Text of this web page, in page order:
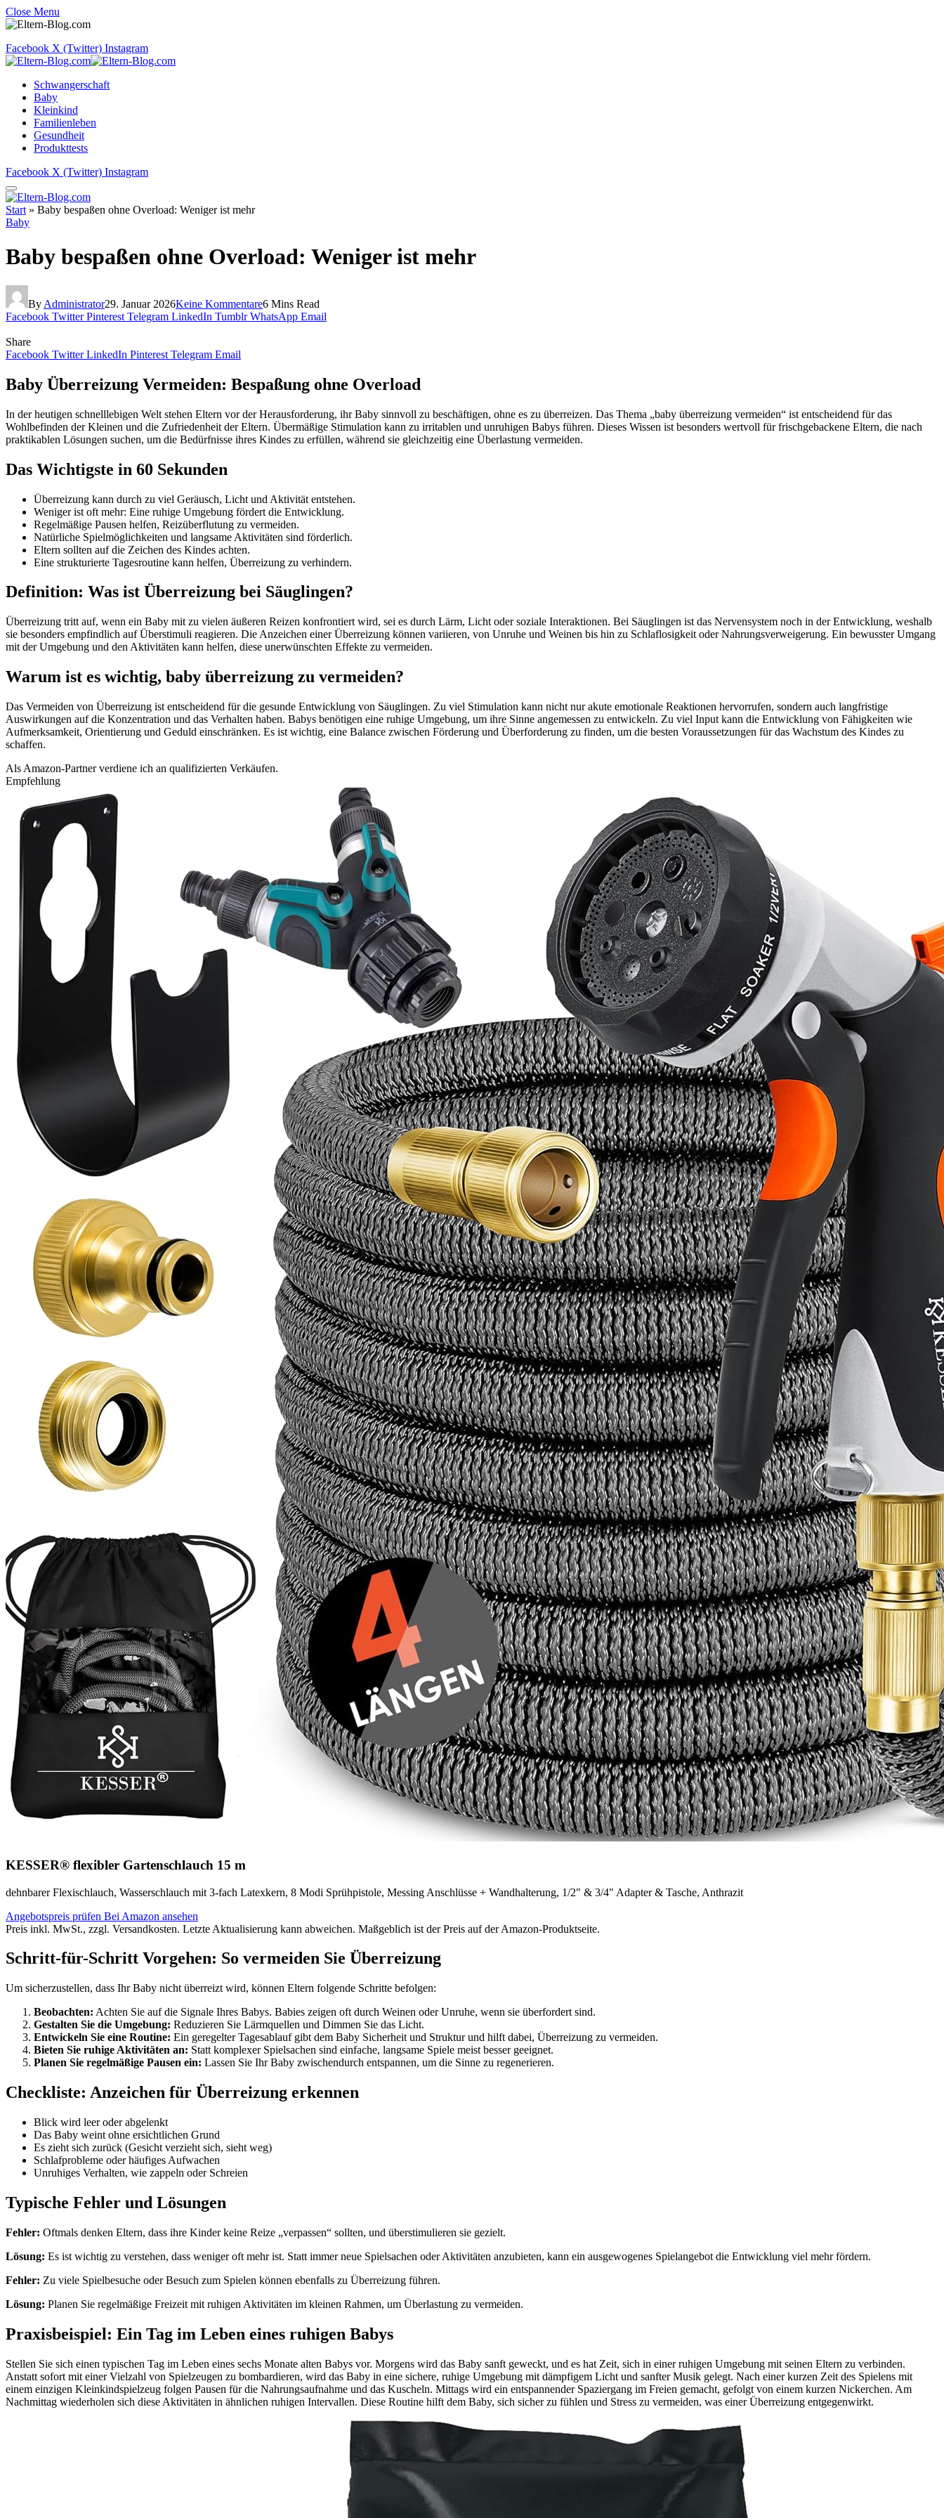
Close Menu
Facebook X (Twitter) Instagram
Schwangerschaft
Baby
Kleinkind
Familienleben
Gesundheit
Produkttests
Facebook X (Twitter) Instagram
Start » Baby bespaßen ohne Overload: Weniger ist mehr
Baby
Baby bespaßen ohne Overload: Weniger ist mehr
By Administrator29. Januar 2026Keine Kommentare6 Mins Read
Facebook Twitter Pinterest Telegram LinkedIn Tumblr WhatsApp Email
Share
Facebook Twitter LinkedIn Pinterest Telegram Email
Baby Überreizung Vermeiden: Bespaßung ohne Overload
In der heutigen schnelllebigen Welt stehen Eltern vor der Herausforderung, ihr Baby sinnvoll zu beschäftigen, ohne es zu überreizen. Das Thema „baby überreizung vermeiden“ ist entscheidend für das
Wohlbefinden der Kleinen und die Zufriedenheit der Eltern. Übermäßige Stimulation kann zu irritablen und unruhigen Babys führen. Dieses Wissen ist besonders wertvoll für frischgebackene Eltern, die nach
praktikablen Lösungen suchen, um die Bedürfnisse ihres Kindes zu erfüllen, während sie gleichzeitig eine Überlastung vermeiden.
Das Wichtigste in 60 Sekunden
Überreizung kann durch zu viel Geräusch, Licht und Aktivität entstehen.
Weniger ist oft mehr: Eine ruhige Umgebung fördert die Entwicklung.
Regelmäßige Pausen helfen, Reizüberflutung zu vermeiden.
Natürliche Spielmöglichkeiten und langsame Aktivitäten sind förderlich.
Eltern sollten auf die Zeichen des Kindes achten.
Eine strukturierte Tagesroutine kann helfen, Überreizung zu verhindern.
Definition: Was ist Überreizung bei Säuglingen?
Überreizung tritt auf, wenn ein Baby mit zu vielen äußeren Reizen konfrontiert wird, sei es durch Lärm, Licht oder soziale Interaktionen. Bei Säuglingen ist das Nervensystem noch in der Entwicklung, weshalb
sie besonders empfindlich auf Überstimuli reagieren. Die Anzeichen einer Überreizung können variieren, von Unruhe und Weinen bis hin zu Schlaflosigkeit oder Nahrungsverweigerung. Ein bewusster Umgang
mit der Umgebung und den Aktivitäten kann helfen, diese unerwünschten Effekte zu vermeiden.
Warum ist es wichtig, baby überreizung zu vermeiden?
Das Vermeiden von Überreizung ist entscheidend für die gesunde Entwicklung von Säuglingen. Zu viel Stimulation kann nicht nur akute emotionale Reaktionen hervorrufen, sondern auch langfristige
Auswirkungen auf die Konzentration und das Verhalten haben. Babys benötigen eine ruhige Umgebung, um ihre Sinne angemessen zu entwickeln. Zu viel Input kann die Entwicklung von Fähigkeiten wie
Aufmerksamkeit, Orientierung und Geduld einschränken. Es ist wichtig, eine Balance zwischen Förderung und Überforderung zu finden, um die besten Voraussetzungen für das Wachstum des Kindes zu
schaffen.
Als Amazon-Partner verdiene ich an qualifizierten Verkäufen.
Empfehlung
KESSER® flexibler Gartenschlauch 15 m
dehnbarer Flexischlauch, Wasserschlauch mit 3-fach Latexkern, 8 Modi Sprühpistole, Messing Anschlüsse + Wandhalterung, 1/2" & 3/4" Adapter & Tasche, Anthrazit
Angebotspreis prüfen Bei Amazon ansehen
Preis inkl. MwSt., zzgl. Versandkosten. Letzte Aktualisierung kann abweichen. Maßgeblich ist der Preis auf der Amazon-Produktseite.
Schritt-für-Schritt Vorgehen: So vermeiden Sie Überreizung
Um sicherzustellen, dass Ihr Baby nicht überreizt wird, können Eltern folgende Schritte befolgen:
Beobachten: Achten Sie auf die Signale Ihres Babys. Babies zeigen oft durch Weinen oder Unruhe, wenn sie überfordert sind.
Gestalten Sie die Umgebung: Reduzieren Sie Lärmquellen und Dimmen Sie das Licht.
Entwickeln Sie eine Routine: Ein geregelter Tagesablauf gibt dem Baby Sicherheit und Struktur und hilft dabei, Überreizung zu vermeiden.
Bieten Sie ruhige Aktivitäten an: Statt komplexer Spielsachen sind einfache, langsame Spiele meist besser geeignet.
Planen Sie regelmäßige Pausen ein: Lassen Sie Ihr Baby zwischendurch entspannen, um die Sinne zu regenerieren.
Checkliste: Anzeichen für Überreizung erkennen
Blick wird leer oder abgelenkt
Das Baby weint ohne ersichtlichen Grund
Es zieht sich zurück (Gesicht verzieht sich, sieht weg)
Schlafprobleme oder häufiges Aufwachen
Unruhiges Verhalten, wie zappeln oder Schreien
Typische Fehler und Lösungen
Fehler: Oftmals denken Eltern, dass ihre Kinder keine Reize „verpassen“ sollten, und überstimulieren sie gezielt.
Lösung: Es ist wichtig zu verstehen, dass weniger oft mehr ist. Statt immer neue Spielsachen oder Aktivitäten anzubieten, kann ein ausgewogenes Spielangebot die Entwicklung viel mehr fördern.
Fehler: Zu viele Spielbesuche oder Besuch zum Spielen können ebenfalls zu Überreizung führen.
Lösung: Planen Sie regelmäßige Freizeit mit ruhigen Aktivitäten im kleinen Rahmen, um Überlastung zu vermeiden.
Praxisbeispiel: Ein Tag im Leben eines ruhigen Babys
Stellen Sie sich einen typischen Tag im Leben eines sechs Monate alten Babys vor. Morgens wird das Baby sanft geweckt, und es hat Zeit, sich in einer ruhigen Umgebung mit seinen Eltern zu verbinden.
Anstatt sofort mit einer Vielzahl von Spielzeugen zu bombardieren, wird das Baby in eine sichere, ruhige Umgebung mit dämpfigem Licht und sanfter Musik gelegt. Nach einer kurzen Zeit des Spielens mit
einem einzigen Kleinkindspielzeug folgen Pausen für die Nahrungsaufnahme und das Kuscheln. Mittags wird ein entspannender Spaziergang im Freien gemacht, gefolgt von einem kurzen Nickerchen. Am
Nachmittag wiederholen sich diese Aktivitäten in ähnlichen ruhigen Intervallen. Diese Routine hilft dem Baby, sich sicher zu fühlen und Stress zu vermeiden, was einer Überreizung entgegenwirkt.